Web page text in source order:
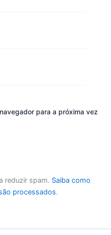
para a próxima vez
reduzir spam. Saiba como
processados.